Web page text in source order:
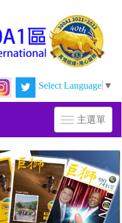
Select Language ▼
主選單
Toggle
navigation